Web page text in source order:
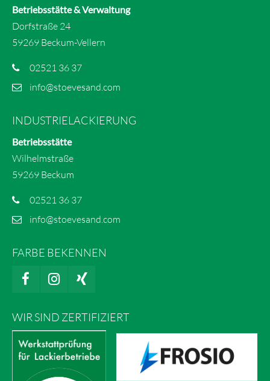
Betriebsstätte & Verwaltung
Dorfstraße 24
59269 Beckum-Vellern
02521 36 37
info@stoevesand.com
INDUSTRIELACKIERUNG
Betriebsstätte
Wilhelmstraße
59269 Beckum
02521 36 37
info@stoevesand.com
FARBE BEKENNEN
WIR SIND ZERTIFIZIERT